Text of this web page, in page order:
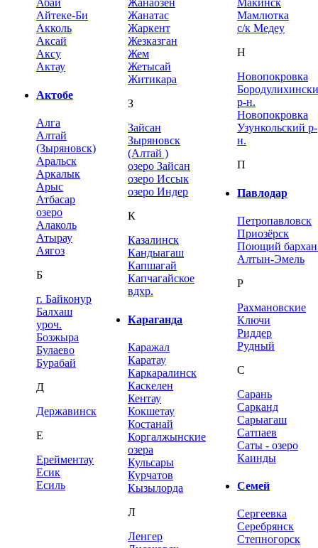
Абай
Айтеке-Би
Акколь
Аксай
Аксу
Актау
Актобе
Алга
Алтай
(Зыряновск)
Аральск
Аркалык
Арыс
Атбасар
озеро
Алаколь
Атырау
Аягоз
Б
г. Байконур
Балхаш
уроч.
Бозжыра
Булаево
Бурабай
Д
Державинск
Е
Ерейментау
Есик
Есиль
Жанаозен
Жанатас
Жаркент
Жезказган
Жем
Жетысай
Житикара
З
Зайсан
Зыряновск
(Алтай )
озеро Зайсан
озеро Иссык
озеро Индер
К
Казалинск
Кандыагаш
Капшагай
Капчагайское
вдхр.
Караганда
Каражал
Каратау
Каркаралинск
Каскелен
Кентау
Кокшетау
Костанай
Коргалжынские
озера
Кульсары
Курчатов
Кызылорда
Л
Ленгер
Макинск
Мамлютка
с/к Медеу
Н
Новопокровка
р-н.
Новопокровка
Узункольский р-
н.
П
Павлодар
Петропавловск
Приозёрск
Поющий
Алтын-Эмель
P
Рахмановские
Ключи
Риддер
Рудный
С
Сарань
Сарканд
Сарыагаш
Сатпаев
Саты - озеро
Каинды
Семей
Сергеевка
Серебрянск
Степногорск